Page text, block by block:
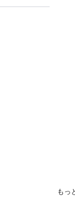
もっ